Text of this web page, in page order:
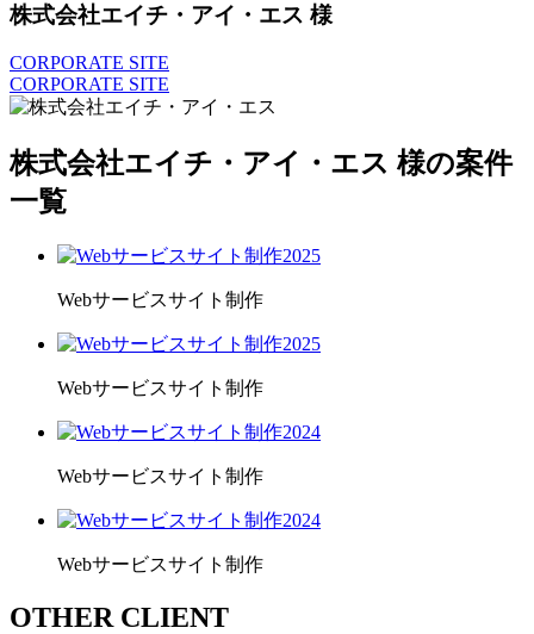
株式会社エイチ・アイ・エス 様
CORPORATE SITE
CORPORATE SITE
株式会社エイチ・アイ・エス 様の案件
一覧
2025
Webサービスサイト制作
2025
Webサービスサイト制作
2024
Webサービスサイト制作
2024
Webサービスサイト制作
OTHER CLIENT